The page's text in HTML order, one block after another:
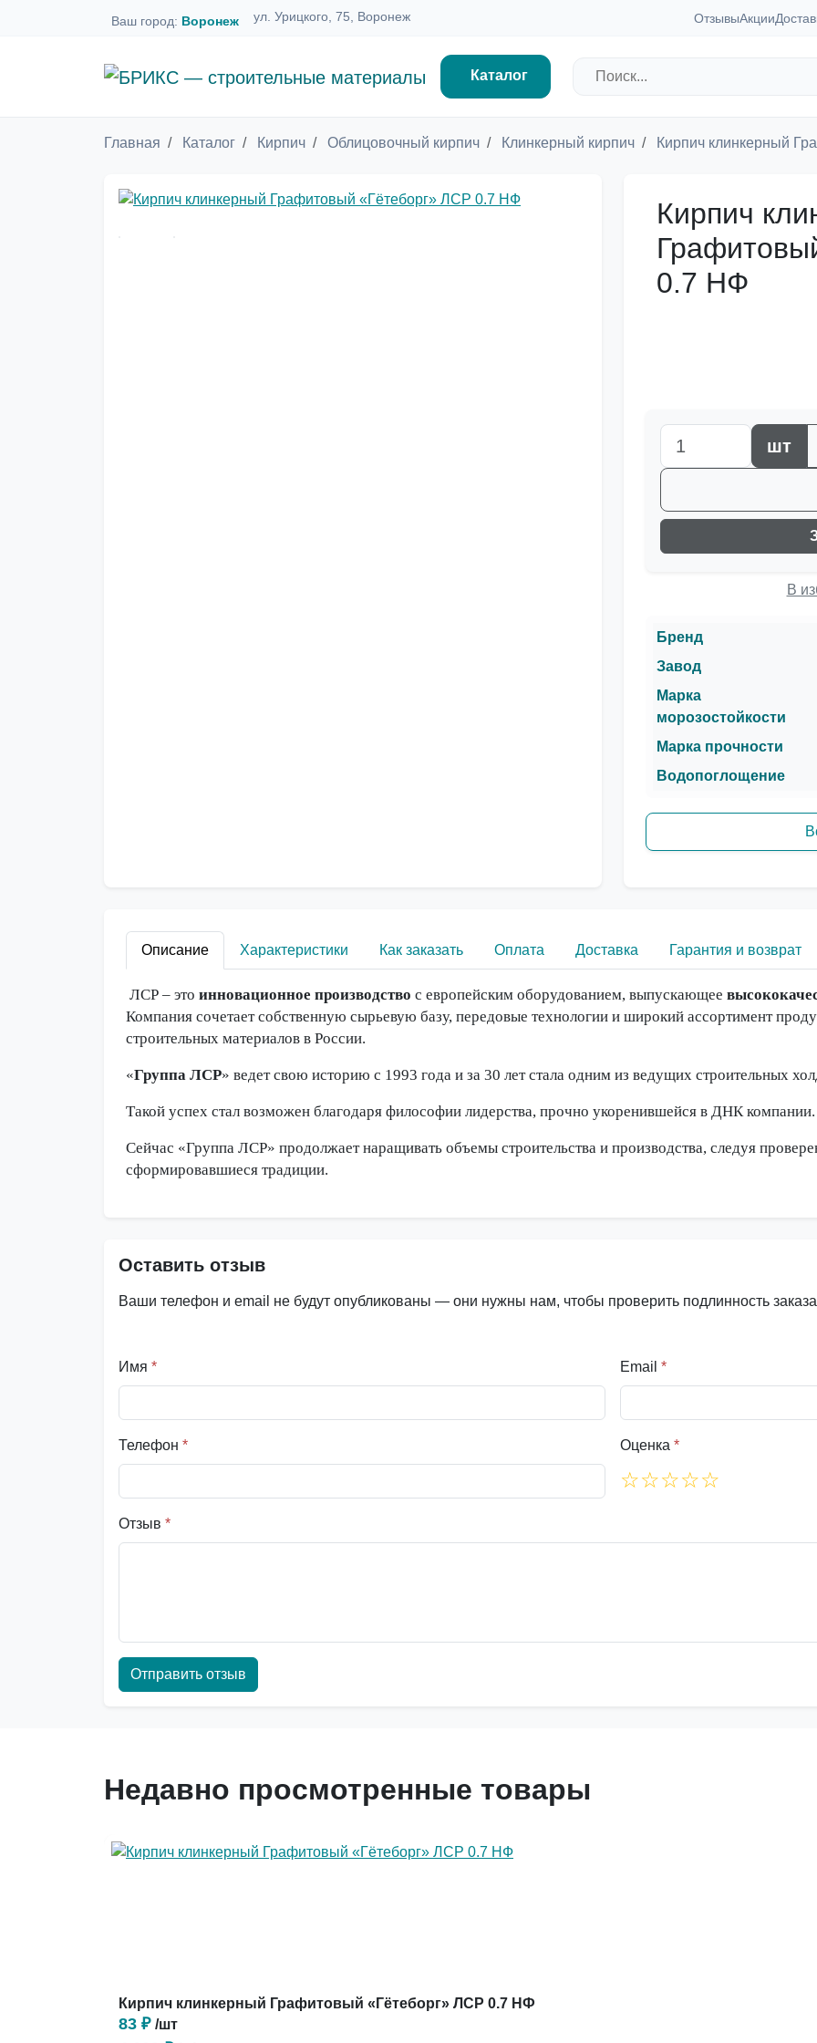
Ваш город: Воронеж ул. Урицкого, 75, Воронеж ОтзывыАкции
Каталог
Главная Каталог Кирпич Облицовочный кирпич Клинкерный кирпич Кирпич клинкерный
Кирпич
0.7 НФ
шт
В
Бренд
Завод
Марка
морозостойкости
Марка прочности
Водопоглощение
Описание Характеристики Как заказать Оплата Доставка Гарантия и возврат
ЛСР – это инновационное производство с европейским оборудованием, выпускающее
Компания сочетает собственную сырьевую базу, передовые технологии и широкий ассортимент
строительных материалов в России.
«Группа ЛСР» ведет свою историю с 1993 года и за 30 лет стала одним из ведущих строительных
Такой успех стал возможен благодаря философии лидерства, прочно укоренившейся в ДНК компании.
Сейчас «Группа ЛСР» продолжает наращивать объемы строительства и производства, следуя
сформировавшиеся традиции.
Оставить отзыв
Ваши телефон и email не будут опубликованы — они нужны нам, чтобы проверить подлинность
Имя * Email *
Телефон * Оценка *
☆☆☆☆☆
Отзыв *
Отправить отзыв
Недавно просмотренные товары
Кирпич клинкерный Графитовый «Гётеборг» ЛСР 0.7 НФ
83 ₽ /шт